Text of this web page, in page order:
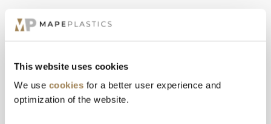
This website uses cookies
We use cookies for a better user experience and
optimization of the website.
UDFORSK FLERE AF
VORES MATERIALER